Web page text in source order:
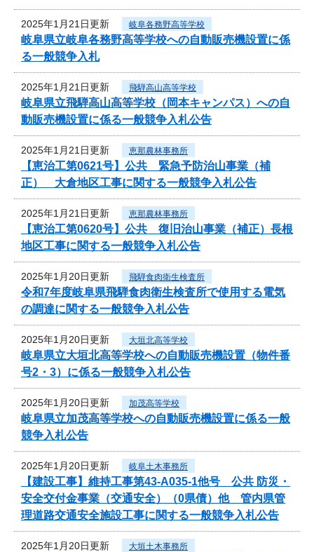
2025年1月21日更新 岐阜各務野高等学校
岐阜県立岐阜各務野高等学校への自動販売機設置に係
る一般競争入札
2025年1月21日更新 飛騨高山高等学校
岐阜県立飛騨高山高等学校（岡本キャンパス）への自
動販売機設置に係る一般競争入札公告
2025年1月21日更新 恵那農林事務所
【恵治工第0621号】公共 緊急予防治山事業（補
正） 大倉地区工事に関する一般競争入札公告
2025年1月21日更新 恵那農林事務所
【恵治工第0620号】公共 復旧治山事業（補正）長根
地区工事に関する一般競争入札公告
2025年1月20日更新 飛騨食肉衛生検査所
令和7年度岐阜県飛騨食肉衛生検査所で使用する電気
の調達に関する一般競争入札公告
2025年1月20日更新 大垣北高等学校
岐阜県立大垣北高等学校への自動販売機設置（物件番
号2・3）に係る一般競争入札公告
2025年1月20日更新 加茂高等学校
岐阜県立加茂高等学校への自動販売機設置に係る一般
競争入札公告
2025年1月20日更新 岐阜土木事務所
【建設工事】維持工事第43-A035-1他号 公共 防災・
安全交付金事業（交通安全）（0県債）他 管内県管
理道路交通安全施設工事に関する一般競争入札公告
2025年1月20日更新 大垣土木事務所